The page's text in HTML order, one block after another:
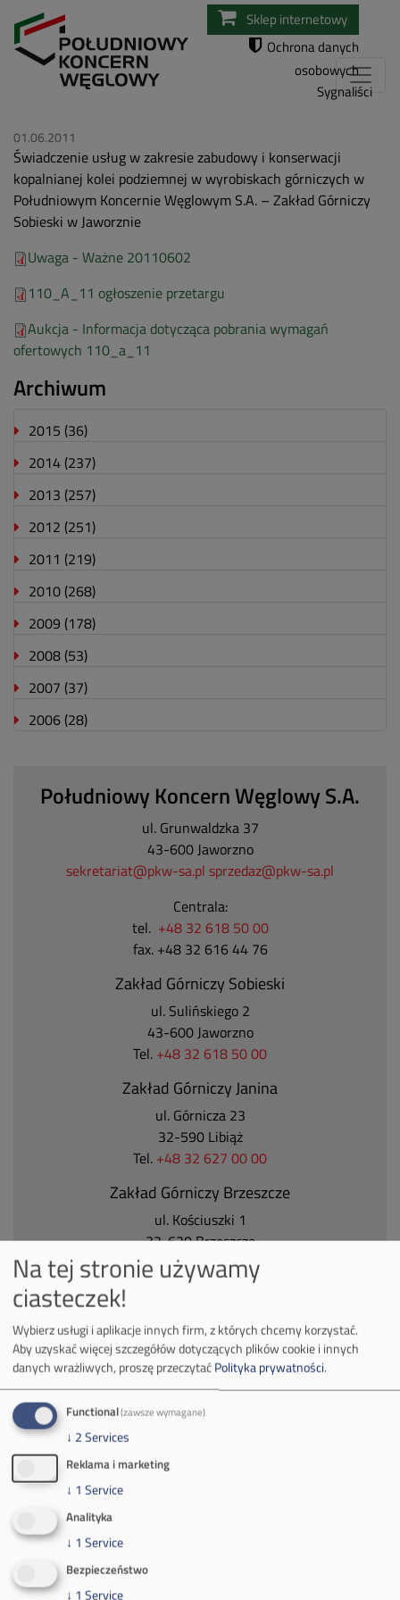
Przejdź
do
Sklep internetowy
Ochrona danych
osobowych
Sygnaliści
01.06.2011
Świadczenie usług w zakresie zabudowy i konserwacji
kopalnianej kolei podziemnej w wyrobiskach górniczych w
Południowym Koncernie Węglowym S.A. – Zakład Górniczy
Sobieski w Jaworznie
Uwaga - Ważne 20110602
110_A_11 ogłoszenie przetargu
Aukcja - Informacja dotycząca pobrania wymagań
ofertowych 110_a_11
Archiwum
2015 (36)
2014 (237)
2013 (257)
2012 (251)
2011 (219)
2010 (268)
2009 (178)
2008 (53)
2007 (37)
2006 (28)
Południowy Koncern Węglowy S.A.
ul. Grunwaldzka 37
43-600 Jaworzno
sekretariat@pkw-sa.pl sprzedaz@pkw-sa.pl
Centrala:
tel. +48 32 618 50 00
fax. +48 32 616 44 76
Zakład Górniczy Sobieski
ul. Sulińskiego 2
43-600 Jaworzno
Tel. +48 32 618 50 00
Zakład Górniczy Janina
ul. Górnicza 23
32-590 Libiąż
Tel. +48 32 627 00 00
Zakład Górniczy Brzeszcze
ul. Kościuszki 1
32-620 Brzeszcze
tel. +48 32 716 53 00
Kontakt dla mediów:
mail:media@pkw-sa.pl
tel.: +48 32 618 56 02
(poniedziałek-piątek 7:00-15:00)
Na tej stronie używamy
ciasteczek!
Wybierz usługi i aplikacje innych firm, z których chcemy korzystać.
Aby uzyskać więcej szczegółów dotyczących plików cookie i innych
danych wrażliwych, proszę przeczytaćPolityka prywatności.
Functional(zawsze wymagane)
↓ 2Services
Reklama i marketing
↓ 1 Service
Analityka
↓ 1 Service
Bezpieczeństwo
↓ 1 Service